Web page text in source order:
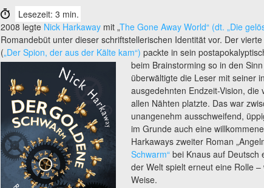
Lesezeit: 3 min.
2008 legte Nick Harkawaymit „The Gone Away World“ (dt. „Die
Romandebüt unter dieser schriftstellerischen Identität vor. Der
(„Der Spion, der aus der Kälte kam“) packte in sein
beim Brainstormingso in den
überwältigte die Leser mit seiner
ausgedehnten Endzeit-Vision,
allen Nähten platzte. Das war
unangenehm ausschweifend,
im Grunde auch eine
Harkaways zweiter Roman
Schwarm“ bei Knaus auf Deutsch
der Welt spielt erneut eine Rolle
Weise.